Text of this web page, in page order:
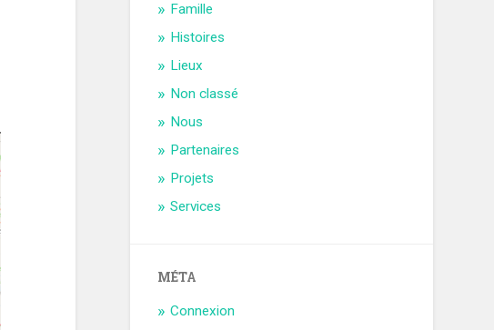
Famille
Histoires
Lieux
Non classé
Nous
Partenaires
Projets
Services
MÉTA
Connexion